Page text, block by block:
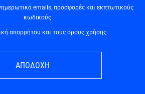
emails, προσφορές και εκπτωτικούς
κωδικούς.
απορρήτου και τους όρους χρήσης
ΑΠΟΔΟΧΗ